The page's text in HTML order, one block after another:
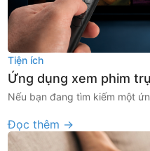
Tiện ích
Ứng dụng xem phim
Nếu bạn đang tìm kiếm một
Đọc thêm →